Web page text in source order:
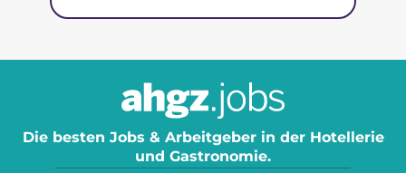
Die besten Jobs & Arbeitgeber in der Hotellerie
und Gastronomie.